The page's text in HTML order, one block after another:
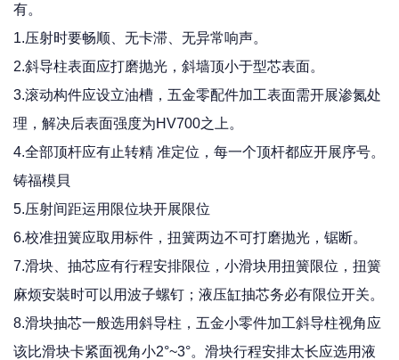
有。
1.压射时要畅顺、无卡滞、无异常响声。
2.斜导柱表面应打磨抛光，斜墙顶小于型芯表面。
3.滚动构件应设立油槽，五金零配件加工表面需开展渗氮处
理，解决后表面强度为HV700之上。
4.全部顶杆应有止转精 准定位，每一个顶杆都应开展序号。
铸福模貝
5.压射间距运用限位块开展限位
6.校准扭簧应取用标件，扭簧两边不可打磨抛光，锯断。
7.滑块、抽芯应有行程安排限位，小滑块用扭簧限位，扭簧
麻烦安裝时可以用波子螺钉；液压缸抽芯务必有限位开关。
8.滑块抽芯一般选用斜导柱，五金小零件加工斜导柱视角应
该比滑块卡紧面视角小2°~3°。滑块行程安排太长应选用液